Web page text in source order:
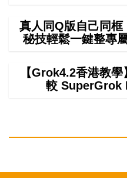
真人同Q版自己同
秘技輕鬆一鍵整專
【Grok4.2香港教
較 SuperGrok